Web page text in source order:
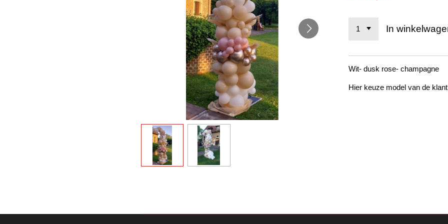
In
Wit- dusk rose- champagne
Hier keuze model van de klant